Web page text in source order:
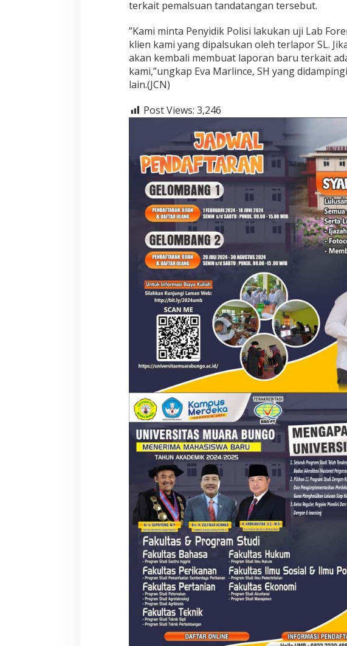
terkait pemalsuan tandatangan tersebut.
”Kami minta Penyidik Polisi lakukan uji Lab
klien kami yang dipalsukan oleh terlapor SL.
akan kembali membuat laporan baru terkait
kami,”ungkap Eva Marlince, SH yang
lain.(JCN)
Post Views: 3,246